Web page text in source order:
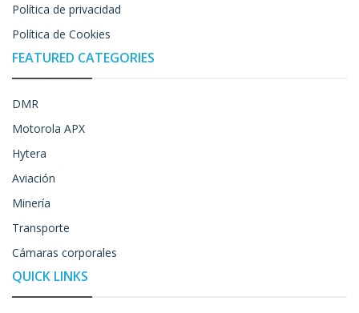
Política de privacidad
Política de Cookies
FEATURED CATEGORIES
DMR
Motorola APX
Hytera
Aviación
Minería
Transporte
Cámaras corporales
QUICK LINKS